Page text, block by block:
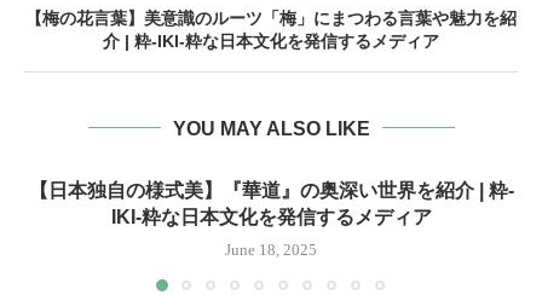
【梅の花言葉】美意識のルーツ「梅」にまつわる言葉や魅力を紹
介 | 粋-IKI-粋な日本文化を発信するメディア
YOU MAY ALSO LIKE
【日本独自の様式美】『華道』の奥深い世界を紹介 | 粋-
IKI-粋な日本文化を発信するメディア
June 18, 2025